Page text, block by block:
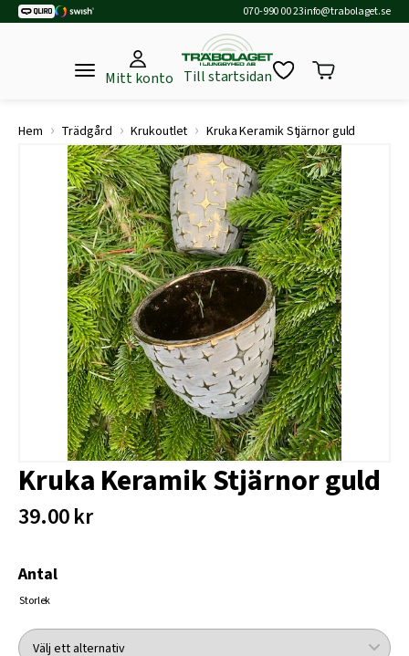
070-990 00 23info@trabolaget.se
Mitt konto Till startsidan
Hem › Trädgård › Krukoutlet › Kruka Keramik Stjärnor guld
Kruka Keramik Stjärnor guld
39.00 kr
Antal
Storlek